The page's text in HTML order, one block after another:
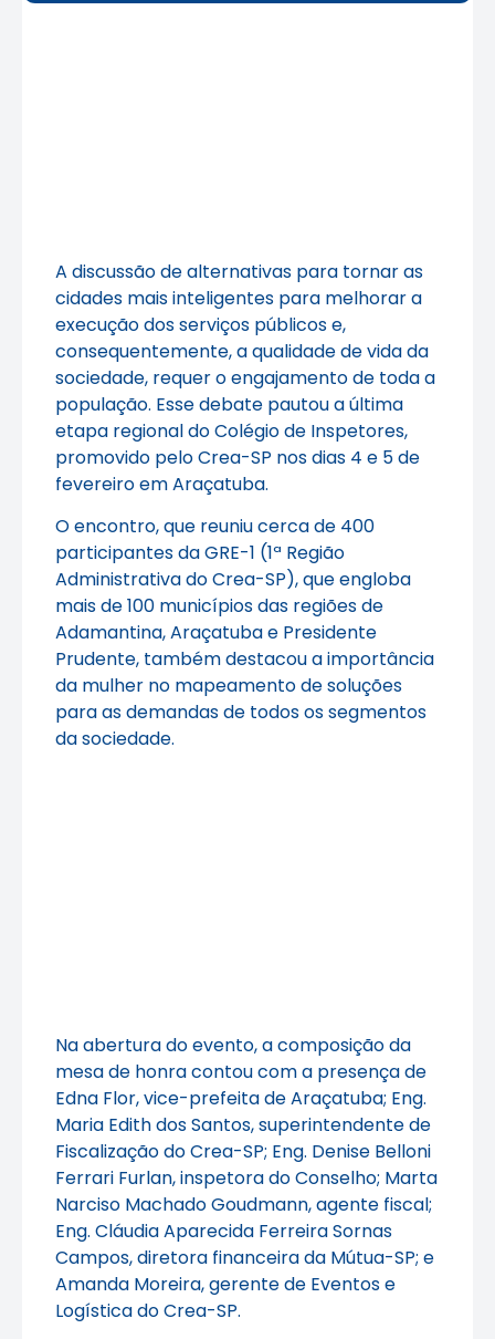
A discussão de alternativas para tornar as
cidades mais inteligentes para melhorar a
execução dos serviços públicos e,
consequentemente, a qualidade de vida da
sociedade, requer o engajamento de toda a
população. Esse debate pautou a última
etapa regional do Colégio de Inspetores,
promovido pelo Crea-SP nos dias 4 e 5 de
fevereiro em Araçatuba.
O encontro, que reuniu cerca de 400
participantes da GRE-1 (1ª Região
Administrativa do Crea-SP), que engloba
mais de 100 municípios das regiões de
Adamantina, Araçatuba e Presidente
Prudente, também destacou a importância
da mulher no mapeamento de soluções
para as demandas de todos os segmentos
da sociedade.
Na abertura do evento, a composição da
mesa de honra contou com a presença de
Edna Flor, vice-prefeita de Araçatuba; Eng.
Maria Edith dos Santos, superintendente de
Fiscalização do Crea-SP; Eng. Denise Belloni
Ferrari Furlan, inspetora do Conselho; Marta
Narciso Machado Goudmann, agente fiscal;
Eng. Cláudia Aparecida Ferreira Sornas
Campos, diretora financeira da Mútua-SP; e
Amanda Moreira, gerente de Eventos e
Logística do Crea-SP.